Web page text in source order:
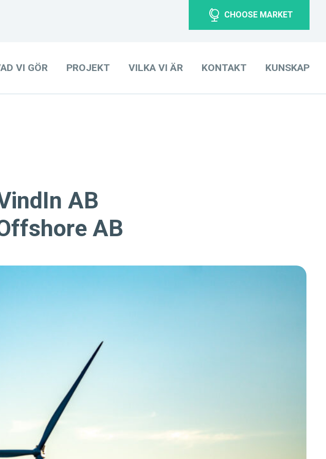
CHOOSE MARKET
VI GÖR PROJEKT VILKA VI ÄR KONTAKT KUNSKAP
AB
AB